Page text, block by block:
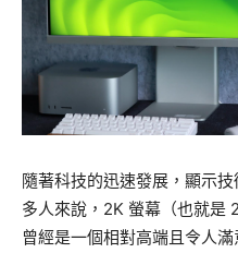
隨著科技的迅速發展，顯示
多人來說，2K 螢幕（也就是
曾經是一個相對高端且令人